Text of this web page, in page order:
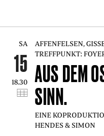
SA
15
18.30
AFFENFELSEN,
REFFPUNKT: FOYER
AUS DEM
SINN.
EINE
HENDES & SIMON